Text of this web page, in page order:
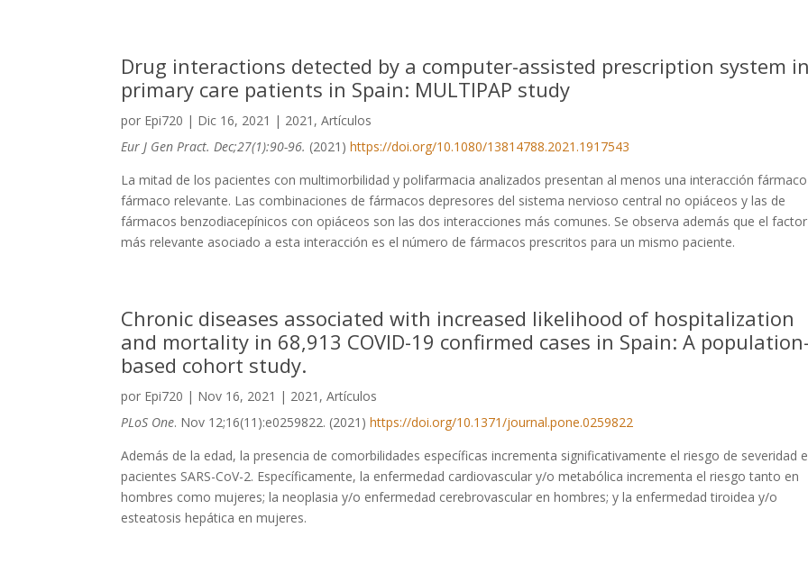
Drug interactions detected by a computer-assisted prescription system in
primary care patients in Spain: MULTIPAP study
por Epi720 | Dic 16, 2021 | 2021 ,Artículos
Eur J Gen Pract. Dec;27(1):90-96. (2021) https://doi.org/10.1080/13814788.2021.1917543
La mitad de los pacientes con multimorbilidad y polifarmacia analizados presentan al menos una interacción
fármaco relevante. Las combinaciones de fármacos depresores del sistema nervioso central no opiáceos y las de
fármacos benzodiacepínicos con opiáceos son las dos interacciones más comunes. Se observa además que el factor
más relevante asociado a esta interacción es el número de fármacos prescritos para un mismo paciente.
Chronic diseases associated with increased likelihood of hospitalization
and mortality in 68,913 COVID-19 confirmed cases in Spain: A population-
based cohort study.
por Epi720 | Nov 16, 2021 | 2021 ,Artículos
PLoS One. Nov 12;16(11):e0259822. (2021)https://doi.org/10.1371/journal.pone.0259822
Además de la edad, la presencia de comorbilidades específicas incrementa significativamente el riesgo de severidad
pacientes SARS-CoV-2. Específicamente, la enfermedad cardiovascular y/o metabólica incrementa el riesgo tanto en
hombres como mujeres; la neoplasia y/o enfermedad cerebrovascular en hombres; y la enfermedad tiroidea y/o
esteatosis hepática en mujeres.